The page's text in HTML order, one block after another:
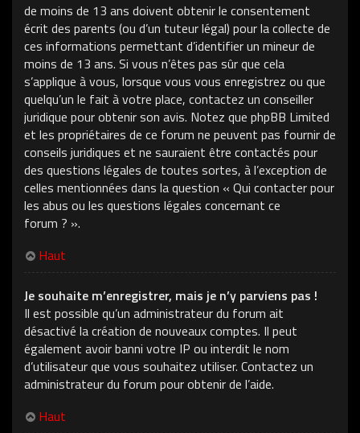
de moins de 13 ans doivent obtenir le consentement
écrit des parents (ou d’un tuteur légal) pour la collecte de
ces informations permettant d’identifier un mineur de
moins de 13 ans. Si vous n’êtes pas sûr que cela
s’applique à vous, lorsque vous vous enregistrez ou que
quelqu’un le fait à votre place, contactez un conseiller
juridique pour obtenir son avis. Notez que phpBB Limited
et les propriétaires de ce forum ne peuvent pas fournir de
conseils juridiques et ne sauraient être contactés pour
des questions légales de toutes sortes, à l’exception de
celles mentionnées dans la question « Qui contacter pour
les abus ou les questions légales concernant ce
forum ? ».
Haut
Je souhaite m’enregistrer, mais je n’y parviens pas !
Il est possible qu’un administrateur du forum ait
désactivé la création de nouveaux comptes. Il peut
également avoir banni votre IP ou interdit le nom
d’utilisateur que vous souhaitez utiliser. Contactez un
administrateur du forum pour obtenir de l’aide.
Haut